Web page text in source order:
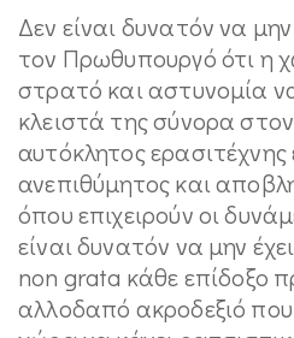
Δεν είναι δυνατόν να
τον Πρωθυπουργό ότι η
στρατό και αστυνομία
κλειστά της σύνορα
αυτόκλητος
ανεπιθύμητος και
όπου επιχειρούν οι
είναι δυνατόν να μην
non grata κάθε επίδοξο
αλλοδαπό ακροδεξιό που